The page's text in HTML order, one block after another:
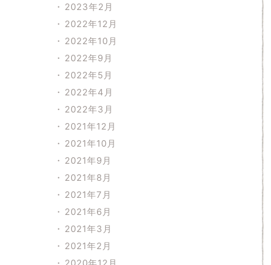
2023年2月
2022年12月
2022年10月
2022年9月
2022年5月
2022年4月
2022年3月
2021年12月
2021年10月
2021年9月
2021年8月
2021年7月
2021年6月
2021年3月
2021年2月
2020年12月